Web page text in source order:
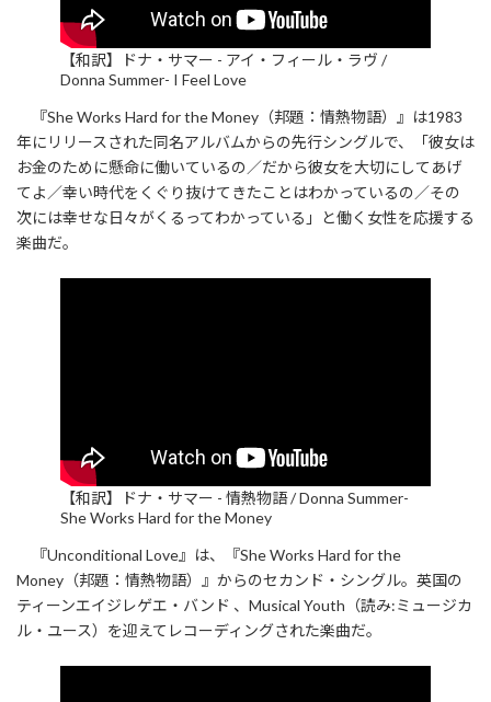
【和訳】ドナ・サマー - アイ・フィール・ラヴ /
Donna Summer- I Feel Love
『She Works Hard for the Money（邦題：情熱物語）』は1983
年にリリースされた同名アルバムからの先行シングルで、「彼女は
お金のために懸命に働いているの／だから彼女を大切にしてあげ
てよ／幸い時代をくぐり抜けてきたことはわかっているの／その
次には幸せな日々がくるってわかっている」と働く女性を応援する
楽曲だ。
【和訳】ドナ・サマー - 情熱物語 / Donna Summer-
She Works Hard for the Money
『Unconditional Love』は、『She Works Hard for the
Money（邦題：情熱物語）』からのセカンド・シングル。英国の
ティーンエイジレゲエ・バンド 、Musical Youth（読み:ミュージカ
ル・ユース）を迎えてレコーディングされた楽曲だ。